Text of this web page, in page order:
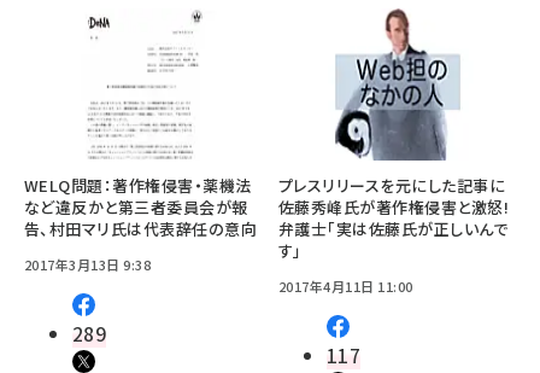
WELQ問題：著作権侵害・薬機法
など違反かと第三者委員会が報
告、村田マリ氏は代表辞任の意向
2017年3月13日 9:38
289
プレスリリースを元にした記事に
佐藤秀峰氏が著作権侵害と激怒!
弁護士「実は佐藤氏が正しいんで
す」
2017年4月11日 11:00
117